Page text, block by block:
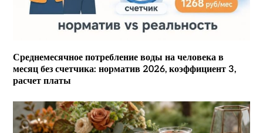
Среднемесячное потребление воды на человека в
месяц без счетчика: норматив 2026, коэффициент 3,
расчет платы